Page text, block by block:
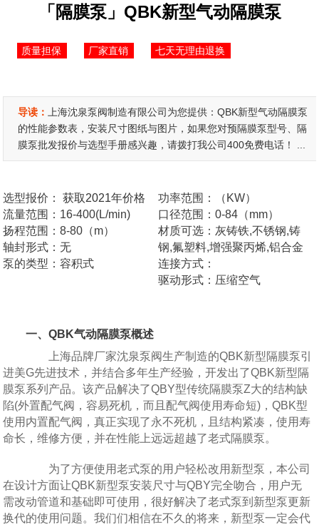
「隔膜泵」QBK新型气动隔膜泵
质量担保 厂家直销 七天无理由退换
导读：
上海沈泉泵阀制造有限公司为您提供：QBK新型气动隔膜泵
的性能参数表，安装尺寸图纸与图片，如果您对预隔膜泵型号、隔
膜泵批发报价与选型手册感兴趣，请拨打我公司400免费电话！ ...
选型报价：
获取2021年价格
流量范围：16-400(L/min)
扬程范围：8-80（m）
轴封形式：无
泵的类型：容积式
功率范围：（KW）
口径范围：0-84（mm）
材质可选：灰铸铁,不锈钢,铸
钢,氟塑料,增强聚丙烯,铝合金
连接方式：
驱动形式：压缩空气
一、QBK气动隔膜泵概述
上海品牌厂家沈泉泵阀生产制造的QBK新型隔膜泵引
进美G先进技术，并结合多年生产经验，开发出了QBK新型隔
膜泵系列产品。该产品解决了QBY型传统隔膜泵Z大的结构缺
陷(外置配气阀，容易死机，而且配气阀使用寿命短)，QBK型
使用内置配气阀，真正实现了永不死机，且结构紧凑，使用寿
命长，维修方便，并在性能上远远超越了老式隔膜泵。
为了方便使用老式泵的用户轻松改用新型泵，本公司
在设计方面让QBK新型泵安装尺寸与QBY完全吻合，用户无
需改动管道和基础即可使用，很好解决了老式泵到新型泵更新
换代的使用问题。我们们相信在不久的将来，新型泵一定会代